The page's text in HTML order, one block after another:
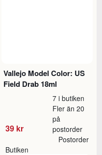
Vallejo Model Color: US
Field Drab 18ml
39 kr
7 i butiken
Fler än 20
på
postorder
Butiken
Postorder